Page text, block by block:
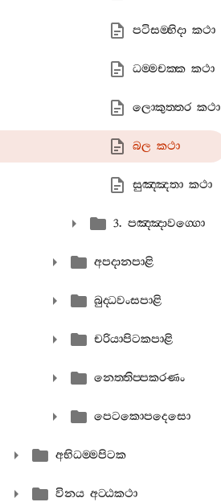
පටිසම‍්භිදා කථා
ධම‍්මචක‍්ක කථා
ලොකුත‍්තර කථා
බල කථා
සුඤ‍්ඤතා කථා
3. පඤ‍්ඤාවග‍්ගො
අපදානපාළි
බුද‍්ධවංසපාළි
චරියාපිටකපාළි
නෙත‍්තිප‍්පකරණං
පෙටකොපදෙසො
අභිධම‍්මපිටක
විනය අට‍්ඨකථා